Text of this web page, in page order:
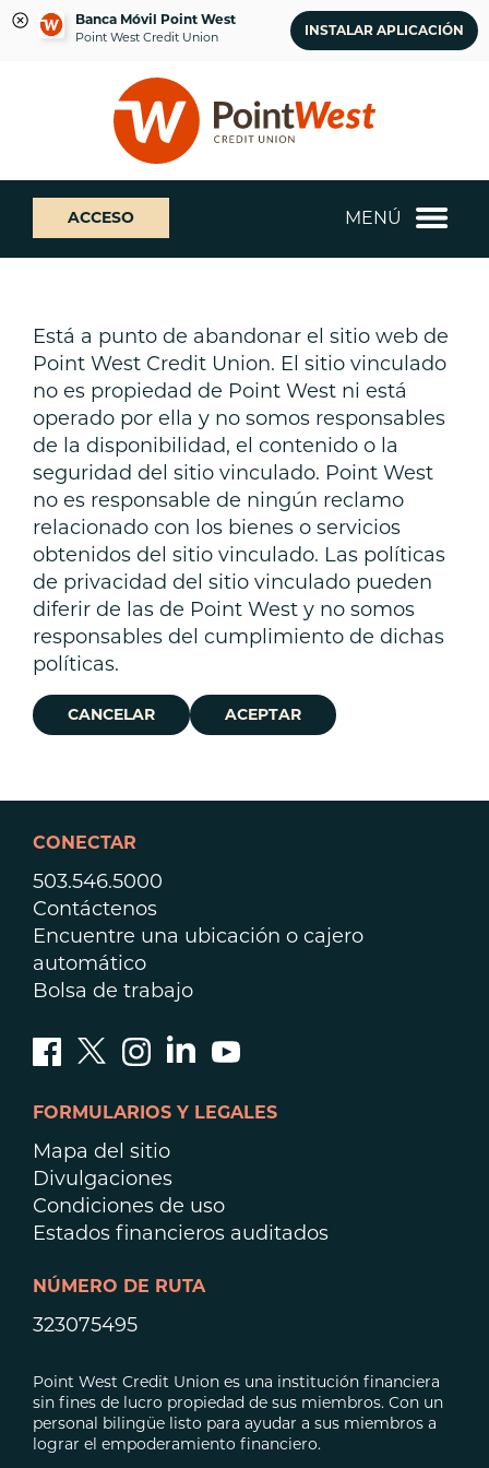
Banca Móvil Point West
Point West Credit Union INSTALAR APLICACIÓN
sesión
banca
web
¿Qué
podemos
ayudarte
a
ACCESO MENÚ
Está a punto de abandonar el sitio web de
Point West Credit Union. El sitio vinculado
no es propiedad de Point West ni está
operado por ella y no somos responsables
de la disponibilidad, el contenido o la
seguridad del sitio vinculado. Point West
no es responsable de ningún reclamo
relacionado con los bienes o servicios
obtenidos del sitio vinculado. Las políticas
de privacidad del sitio vinculado pueden
diferir de las de Point West y no somos
responsables del cumplimiento de dichas
políticas.
CANCELAR ACEPTAR
CONECTAR
503.546.5000
Contáctenos
Encuentre una ubicación o cajero
automático
Bolsa de trabajo
FORMULARIOS Y LEGALES
Mapa del sitio
Divulgaciones
Condiciones de uso
Estados financieros auditados
NÚMERO DE RUTA
323075495
Point West Credit Union es una institución financiera
sin fines de lucro propiedad de sus miembros. Con un
personal bilingüe listo para ayudar a sus miembros a
lograr el empoderamiento financiero.